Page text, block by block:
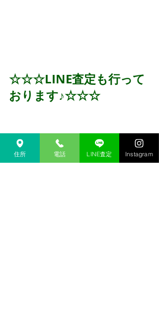
☆☆☆LINE査定も行って
おります♪☆☆☆
住所 電話 LINE査定 Instagram